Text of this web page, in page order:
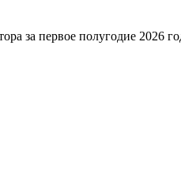
за первое полугодие 2026